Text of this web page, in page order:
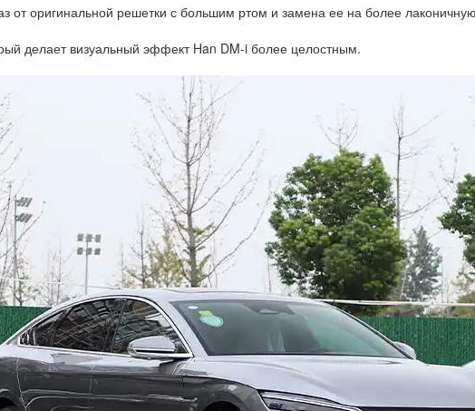
от оригинальной решетки с большим ртом и замена ее на более
делает визуальный эффект Han DM-i более целостным.